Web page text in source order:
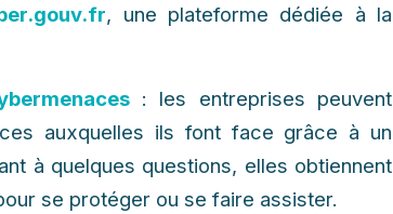
, une plateforme dédiée à la
: les entreprises peuvent
auxquelles ils font face grâce à un
à quelques questions, elles obtiennent
se protéger ou se faire assister.